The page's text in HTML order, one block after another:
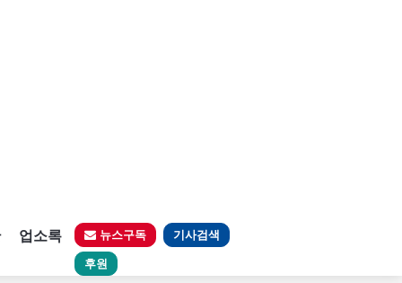
업소록 뉴스구독 기사검색
후원